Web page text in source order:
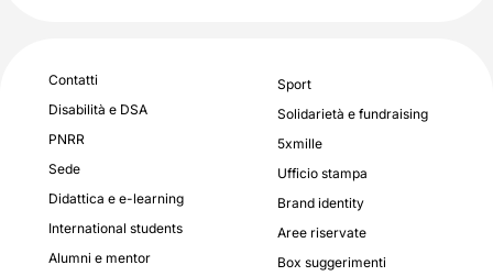
Contatti
Disabilità e DSA
PNRR
Sede
Didattica e e-learning
International students
Alumni e mentor
Sport
Solidarietà e fundraising
5xmille
Ufficio stampa
Brand identity
Aree riservate
Box suggerimenti